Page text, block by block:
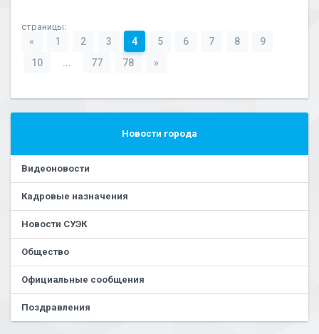
страницы:
« 1 2 3 4 5 6 7 8
9
10
... 77 78 »
Новости города
Видеоновости
Кадровые назначения
Новости СУЭК
Общество
Официальные сообщения
Поздравления